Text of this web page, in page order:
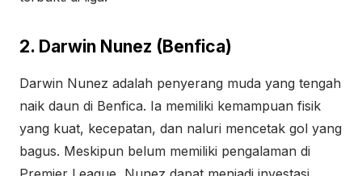
2. Darwin Nunez (Benfica)
Darwin Nunez adalah penyerang muda yang tengah
naik daun di Benfica. Ia memiliki kemampuan fisik
yang kuat, kecepatan, dan naluri mencetak gol yang
bagus. Meskipun belum memiliki pengalaman di